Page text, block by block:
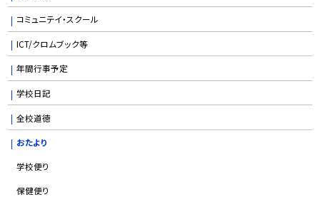
コミュニテイ・スクール
ICT/クロムブック等
年間行事予定
学校日記
全校道徳
おたより
学校便り
保健便り